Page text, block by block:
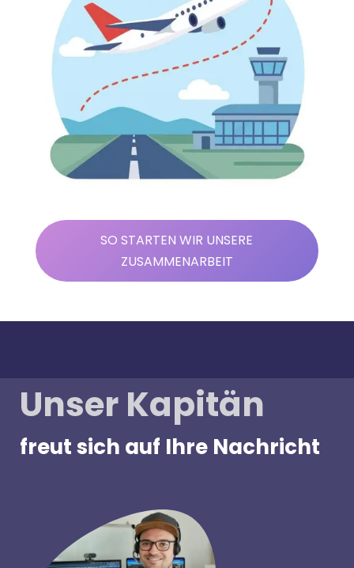
SO STARTEN WIR UNSERE
ZUSAMMENARBEIT
Unser Kapitän
freut sich auf Ihre Nachricht